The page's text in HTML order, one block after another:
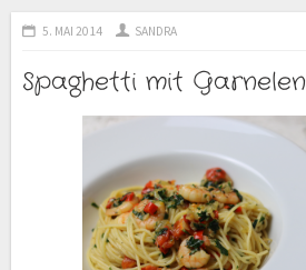
5. MAI 2014 SANDRA
Spaghetti mit Garnelen